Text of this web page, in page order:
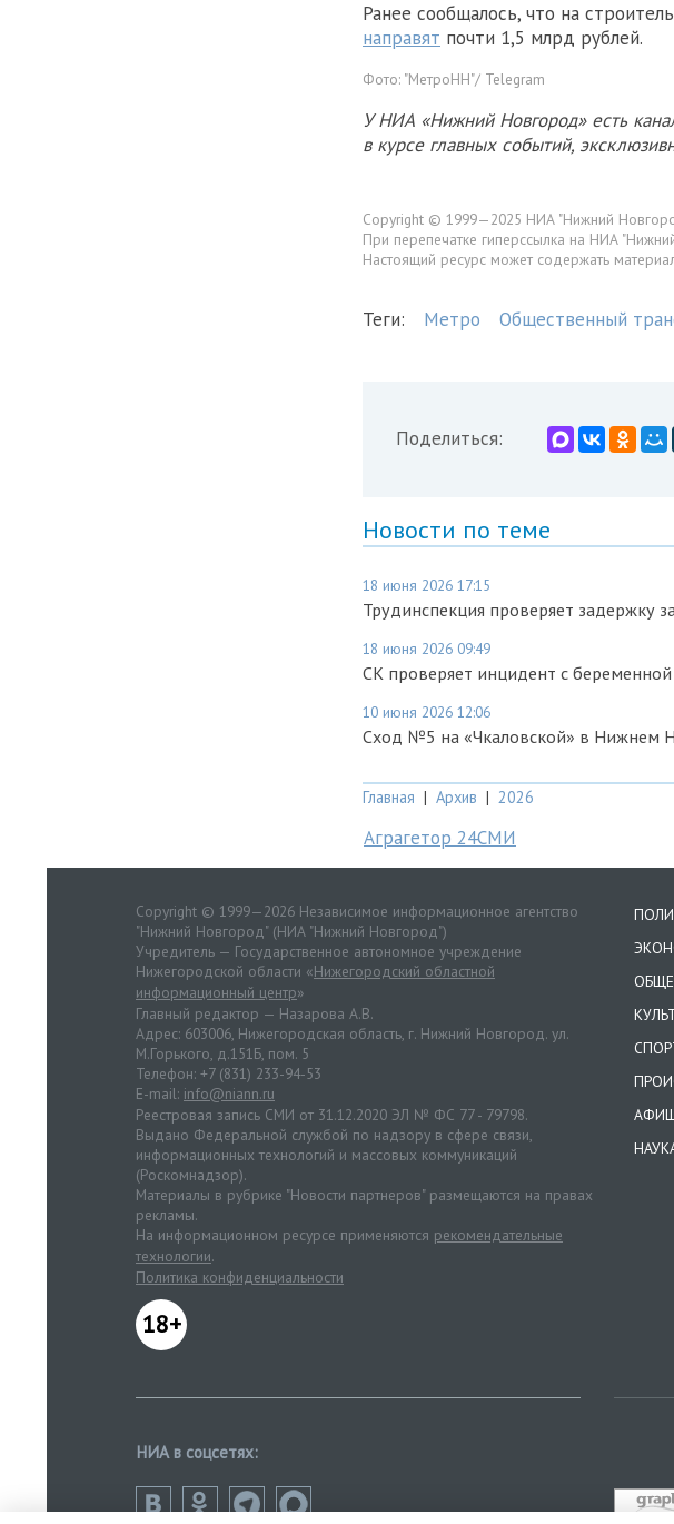
Ранее сообщалось, что на
направят почти 1,5 млрд рублей.
Фото: "МетроНН"/ Telegram
У НИА «Нижний Новгород» есть
в курсе главных событий,
Copyright © 1999—2025 НИА "Нижний
При перепечатке гиперссылка на НИА
Настоящий ресурс может содержать
Теги: Метро Общественный
Поделиться:
Новости по теме
18 июня 2026 17:15
Трудинспекция проверяет задержку
18 июня 2026 09:49
СК проверяет инцидент с
10 июня 2026 12:06
Сход №5 на «Чкаловской» в Нижнем
Главная | Архив | 2026
Аграгетор 24СМИ
Copyright © 1999—2026 Независимое информационное агентство
"Нижний Новгород" (НИА "Нижний Новгород")
Учредитель — Государственное автономное учреждение
Нижегородской области «Нижегородский областной
информационный центр»
Главный редактор — Назарова А.В.
Адрес: 603006, Нижегородская область, г. Нижний Новгород. ул.
М.Горького, д.151Б, пом. 5
Телефон: +7 (831) 233-94-53
E-mail: info@niann.ru
Реестровая запись СМИ от 31.12.2020 ЭЛ № ФС 77 - 79798.
Выдано Федеральной службой по надзору в сфере связи,
информационных технологий и массовых коммуникаций
(Роскомнадзор).
Материалы в рубрике "Новости партнеров" размещаются на правах
рекламы.
На информационном ресурсе применяются рекомендательные
технологии.
Политика конфиденциальности
18+
НИА в соцсетях: